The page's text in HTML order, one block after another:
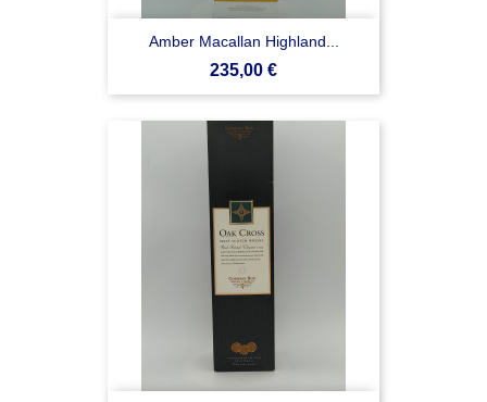
Amber Macallan Highland...
Prezzo
235,00 €